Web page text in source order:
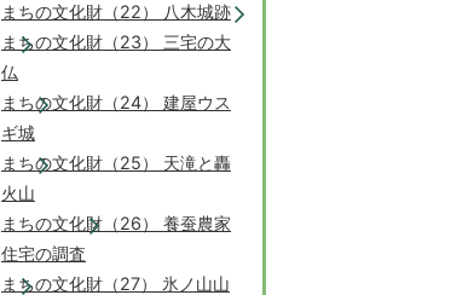
まちの文化財（22） 八木城跡
まちの文化財（23） 三宅の大
仏
まちの文化財（24） 建屋ウス
ギ城
まちの文化財（25） 天滝と轟
火山
まちの文化財（26） 養蚕農家
住宅の調査
まちの文化財（27） 氷ノ山山